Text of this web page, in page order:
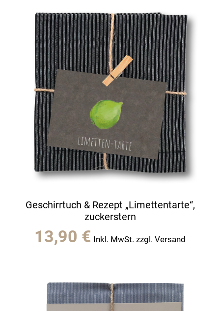
Geschirrtuch & Rezept „Limettentarte“,
zuckerstern
13,90 € Inkl. MwSt. zzgl. Versand